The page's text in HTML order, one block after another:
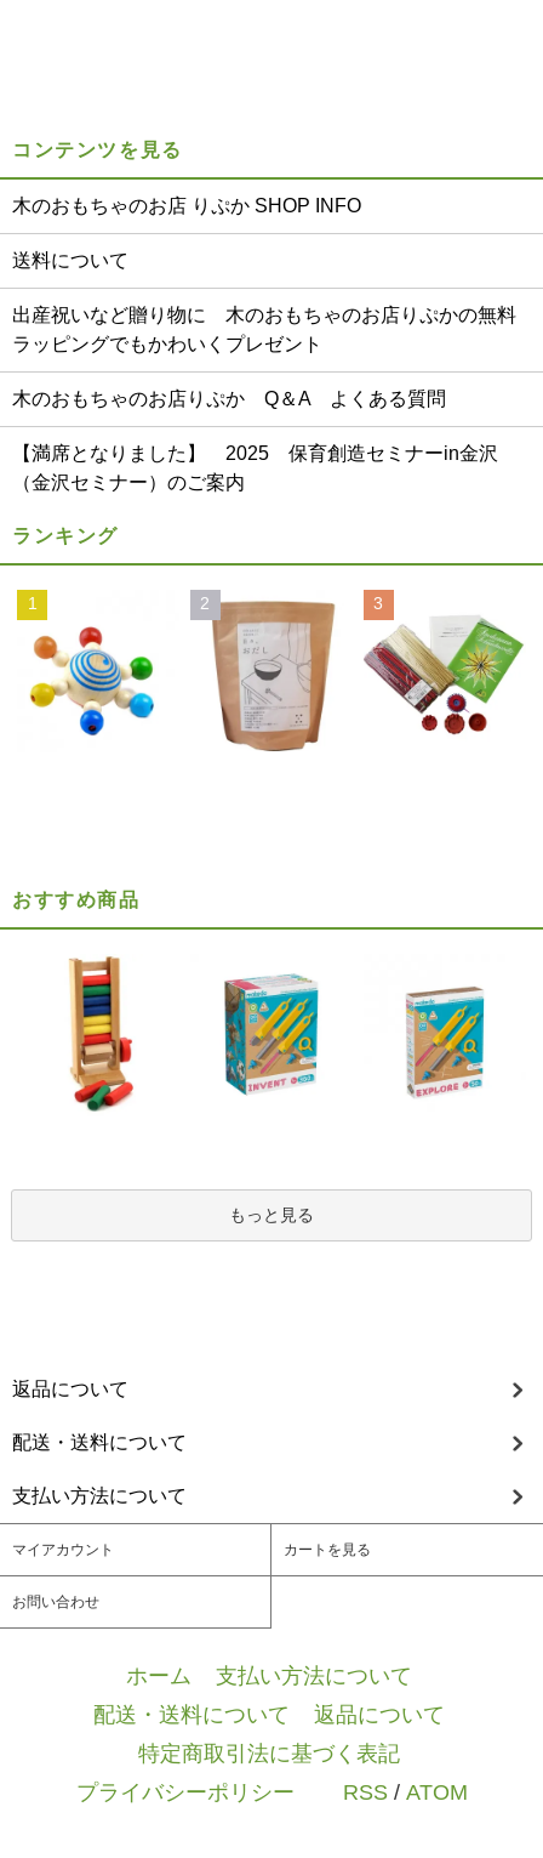
コンテンツを見る
木のおもちゃのお店 りぷか SHOP INFO
送料について
出産祝いなど贈り物に 木のおもちゃのお店りぷかの無料
ラッピングでもかわいくプレゼント
木のおもちゃのお店りぷか Q＆A よくある質問
【満席となりました】 2025 保育創造セミナーin金沢
（金沢セミナー）のご案内
ランキング
1 2 3
おすすめ商品
もっと見る
返品について
配送・送料について
支払い方法について
マイアカウント カートを見る
お問い合わせ
ホーム 支払い方法について
配送・送料について
返品について
特定商取引法に基づく表記
プライバシーポリシー
RSS/ ATOM